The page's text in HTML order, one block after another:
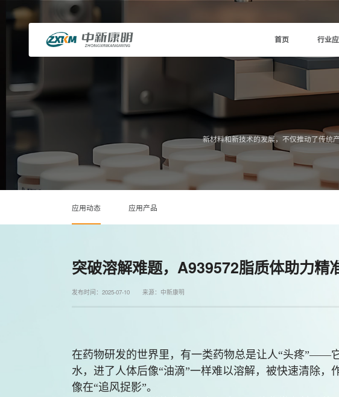
首页 行业
新材料和新技术的发展，不仅推动了传统
应用动态 应用产品
突破溶解难题，A939572脂质体助力精
发布时间：2025-07-10 来源：中新康明
在药物研发的世界里，有一类药物总是让人“头疼”——
水，进了人体后像“油滴”一样难以溶解，被快速清除，
像在“追风捉影”。